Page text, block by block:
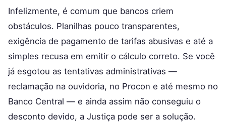
Infelizmente, é comum que bancos criem
obstáculos. Planilhas pouco transparentes,
exigência de pagamento de tarifas abusivas e até a
simples recusa em emitir o cálculo correto. Se você
já esgotou as tentativas administrativas —
reclamação na ouvidoria, no Procon e até mesmo no
Banco Central — e ainda assim não conseguiu o
desconto devido, a Justiça pode ser a solução.